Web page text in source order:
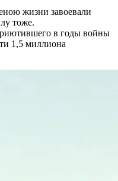
жизни завоевали
тоже.
в годы войны
1,5 миллиона